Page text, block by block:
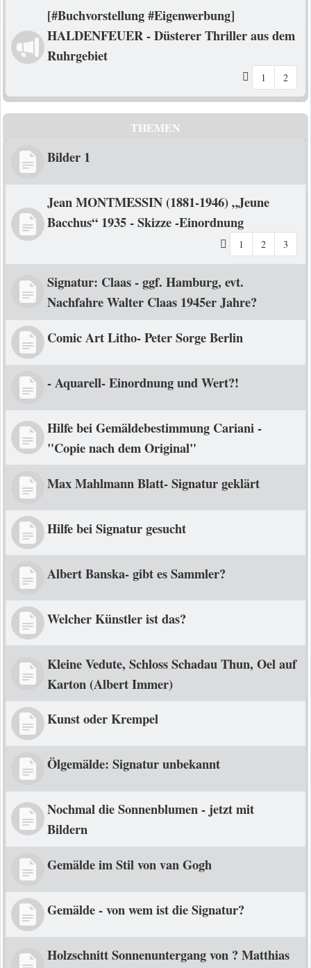
[#Buchvorstellung #Eigenwerbung]
HALDENFEUER - Düsterer Thriller aus dem
Ruhrgebiet
1 2
THEMEN
Bilder 1
Jean MONTMESSIN (1881-1946) „Jeune
Bacchus“ 1935 - Skizze -Einordnung
1 2 3
Signatur: Claas - ggf. Hamburg, evt.
Nachfahre Walter Claas 1945er Jahre?
Comic Art Litho- Peter Sorge Berlin
- Aquarell- Einordnung und Wert?!
Hilfe bei Gemäldebestimmung Cariani -
"Copie nach dem Original"
Max Mahlmann Blatt- Signatur geklärt
Hilfe bei Signatur gesucht
Albert Banska- gibt es Sammler?
Welcher Künstler ist das?
Kleine Vedute, Schloss Schadau Thun, Oel auf
Karton (Albert Immer)
Kunst oder Krempel
Ölgemälde: Signatur unbekannt
Nochmal die Sonnenblumen - jetzt mit
Bildern
Gemälde im Stil von van Gogh
Gemälde - von wem ist die Signatur?
Holzschnitt Sonnenuntergang von ? Matthias